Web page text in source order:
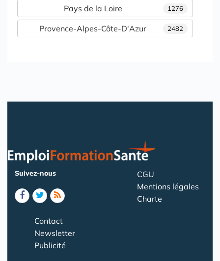
1276
Pays de la Loire
2482
Provence-Alpes-Côte-D'Azur
Suivez-nous
CGU
Mentions légales
Charte
Contact
Newsletter
Publicité